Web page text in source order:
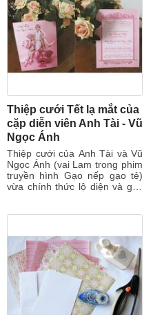
Thiệp cưới Tết lạ mắt của
cặp diễn viên Anh Tài - Vũ
Ngọc Ánh
Thiệp cưới của Anh Tài và Vũ
Ngọc Ánh (vai Lam trong phim
truyền hình Gạo nếp gạo tẻ)
vừa chính thức lộ diện và gây